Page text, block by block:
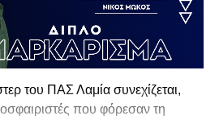
του ΠΑΣ Λαμία συνεχίζεται,
που φόρεσαν τη